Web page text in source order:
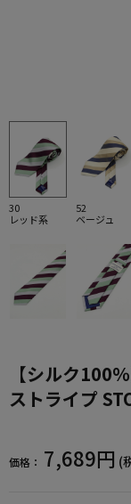
30
レッド系
52
ベージュ
【シルク100
ストライプ
価格： 7,689円 (